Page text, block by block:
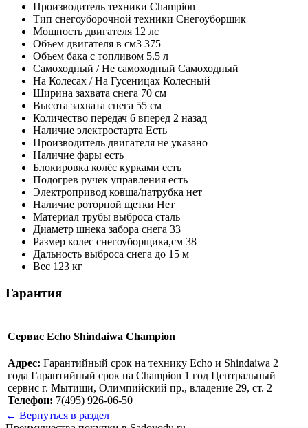
Производитель техники Champion
Тип снегоуборочной техники Снегоуборщик
Мощность двигателя 12 лс
Объем двигателя в см3 375
Объем бака с топливом 5.5 л
Самоходный / Не самоходный Самоходный
На Колесах / На Гусеницах Колесный
Ширина захвата снега 70 см
Высота захвата снега 55 см
Количество передач 6 вперед 2 назад
Наличие электростарта Есть
Производитель двигателя не указано
Наличие фары есть
Блокировка колёс курками есть
Подогрев ручек управления есть
Электропривод ковша/патрубка нет
Наличие роторной щетки Нет
Материал трубы выброса сталь
Диаметр шнека забора снега 33
Размер колес снегоуборщика,см 38
Дальность выброса снега до 15 м
Вес 123 кг
Гарантия
Сервис Echo Shindaiwa Champion
Адрес: Гарантийный срок на технику Echo и Shindaiwa 2
года Гарантийный срок на Champion 1 год Центральный
сервис г. Мытищи, Олимпийский пр., владение 29, ст. 2
Телефон: 7(495) 926-06-50
← Вернуться в раздел